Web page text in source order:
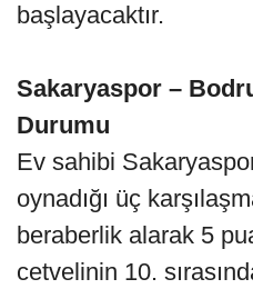
başlayacaktır.
Sakaryaspor –
Durumu
Ev sahibi
oynadığı üç
beraberlik alarak 5
cetvelinin 10.